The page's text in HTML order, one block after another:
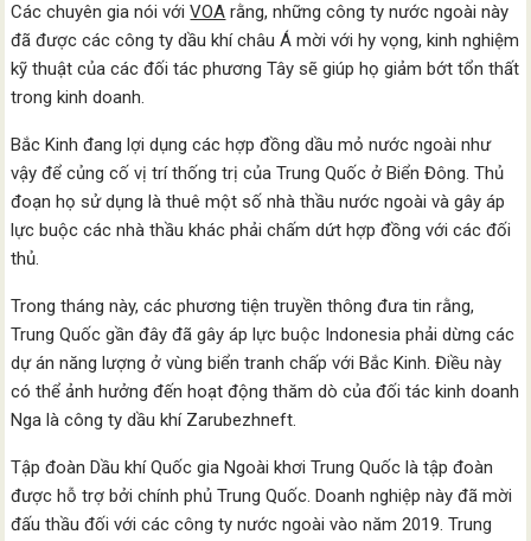
Các chuyên gia nói vớiVOA rằng, những công ty nước ngoài này
đã được các công ty dầu khí châu Á mời với hy vọng, kinh nghiệm
kỹ thuật của các đối tác phương Tây sẽ giúp họ giảm bớt tổn thất
trong kinh doanh.
Bắc Kinh đang lợi dụng các hợp đồng dầu mỏ nước ngoài như
vậy để củng cố vị trí thống trị của Trung Quốc ở Biển Đông. Thủ
đoạn họ sử dụng là thuê một số nhà thầu nước ngoài và gây áp
lực buộc các nhà thầu khác phải chấm dứt hợp đồng với các đối
thủ.
Trong tháng này, các phương tiện truyền thông đưa tin rằng,
Trung Quốc gần đây đã gây áp lực buộc Indonesia phải dừng các
dự án năng lượng ở vùng biển tranh chấp với Bắc Kinh. Điều này
có thể ảnh hưởng đến hoạt động thăm dò của đối tác kinh doanh
Nga là công ty dầu khí Zarubezhneft.
Tập đoàn Dầu khí Quốc gia Ngoài khơi Trung Quốc là tập đoàn
được hỗ trợ bởi chính phủ Trung Quốc. Doanh nghiệp này đã mời
đấu thầu đối với các công ty nước ngoài vào năm 2019. Trung